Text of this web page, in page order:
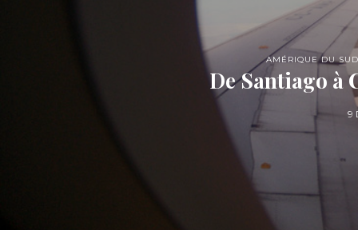
AMÉRIQUE DU SUD
De Santiago à
9